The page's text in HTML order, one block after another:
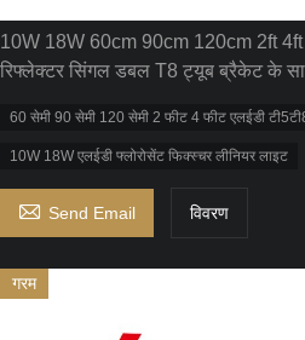
10W 18W 60cm 90cm 120cm 2ft 4ft
रिफ्लेक्टर सिंगल डबल T8 ट्यूब ब्रैकेट के
60 सेमी 90 सेमी 120 सेमी 2 फीट 4 फीट एलईडी
10W 18W एलईडी फ्लोरोसेंट फिक्स्चर लीनियर लाइट
 Send Email विवरण
गरम